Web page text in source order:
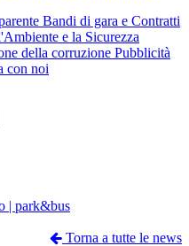
Bandi di gara e Contratti
e la Sicurezza
della corruzione Pubblicità
con noi
| park&bus
Torna a tutte le news